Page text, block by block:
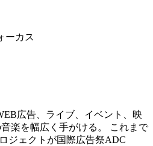
ーカス
広告、ライブ、イベント、映
楽を幅広く手がける。 これまで
ジェクトが国際広告祭ADC